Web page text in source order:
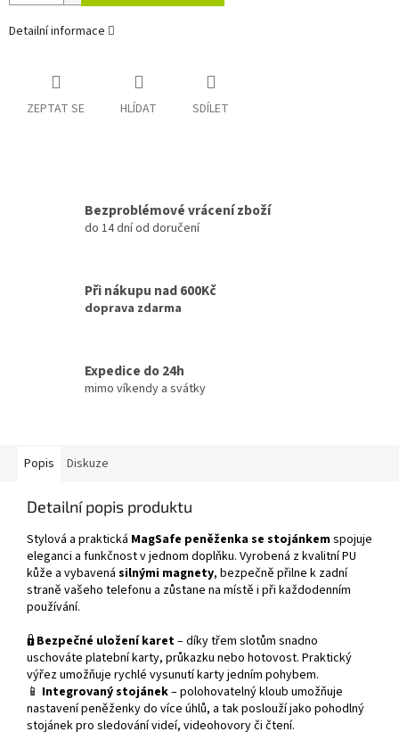
Detailní informace
ZEPTAT SE HLÍDAT SDÍLET
Bezproblémové vrácení zboží
do 14 dní od doručení
Při nákupu nad 600Kč
doprava zdarma
Expedice do 24h
mimo víkendy a svátky
Popis Diskuze
Detailní popis produktu
Stylová a praktická MagSafe peněženka se stojánkemspojuje
eleganci a funkčnost v jednom doplňku. Vyrobená z kvalitní PU
kůže a vybavená silnými magnety, bezpečně přilne k zadní
straně vašeho telefonu a zůstane na místě i při každodenním
používání.
🔒Bezpečné uložení karet– díky třem slotům snadno
uschováte platební karty, průkazku nebo hotovost. Praktický
výřez umožňuje rychlé vysunutí karty jedním pohybem.
📱 Integrovaný stojánek– polohovatelný kloub umožňuje
nastavení peněženky do více úhlů, a tak poslouží jako pohodlný
stojánek pro sledování videí, videohovory či čtení.